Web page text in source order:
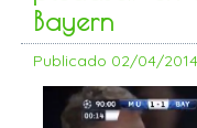
Bayern
Publicado 02/04/2014